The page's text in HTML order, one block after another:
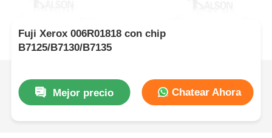
Fuji Xerox 006R01818 con chip
B7125/B7130/B7135
Mejor precio Chatear Ahora